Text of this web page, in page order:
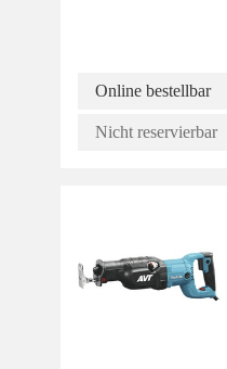
Online bestellbar
Nicht reservierbar